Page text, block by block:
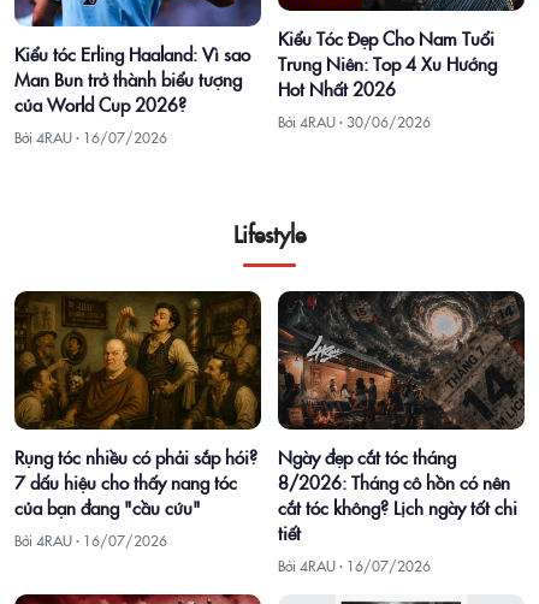
Kiểu tóc Erling Haaland: Vì sao
Man Bun trở thành biểu tượng
của World Cup 2026?
Bởi 4RAU · 16/07/2026
Kiểu Tóc Đẹp Cho Nam Tuổi
Trung Niên: Top 4 Xu Hướng
Hot Nhất 2026
Bởi 4RAU · 30/06/2026
Lifestyle
Rụng tóc nhiều có phải sắp hói?
7 dấu hiệu cho thấy nang tóc
của bạn đang "cầu cứu"
Bởi 4RAU · 16/07/2026
Ngày đẹp cắt tóc tháng
8/2026: Tháng cô hồn có nên
cắt tóc không? Lịch ngày tốt chi
tiết
Bởi 4RAU · 16/07/2026